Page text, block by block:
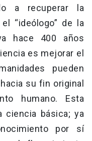
a recuperar la
el “ideólogo” de la
hace 400 años
es mejorar el
pueden
su fin original
humano. Esta
ciencia básica; ya
por sí